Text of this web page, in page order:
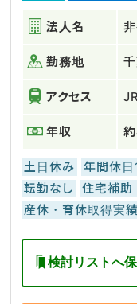
法人名
勤務地
アクセス
年収
土日休み 年間休
転勤なし
住宅補助
産休・育休取得実
検討リストへ